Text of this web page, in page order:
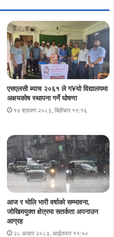
एसएलसी ब्याच २०६१ ले ग¥यो विद्यालयमा
अक्षयकोष स्थापना गर्ने घोषणा
१४ श्रावण २०८३, बिहीबार १९:१६
आज र भोलि भारी वर्षाको सम्भावना,
जोखिमयुक्त क्षेत्रमा सतर्कता अपनाउन
आग्रह
२८ असार २०८३, आईतवार ११:५०